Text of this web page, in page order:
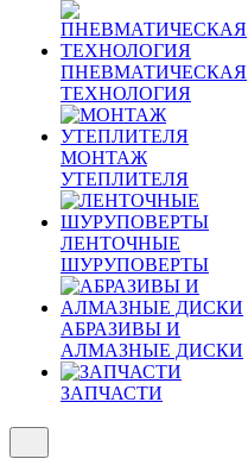
ПНЕВМАТИЧЕСКАЯ
ТЕХНОЛОГИЯ
МОНТАЖ
УТЕПЛИТЕЛЯ
ЛЕНТОЧНЫЕ
ШУРУПОВЕРТЫ
АБРАЗИВЫ И
АЛМАЗНЫЕ ДИСКИ
ЗАПЧАСТИ